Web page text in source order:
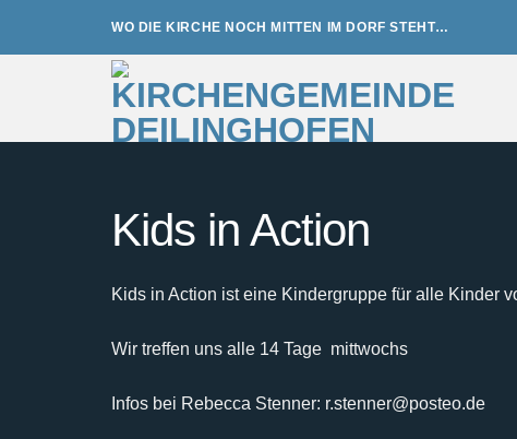
WO DIE KIRCHE NOCH MITTEN IM DORF STEHT…
Kids in Action
Kids in Action ist eine Kindergruppe für alle Kinder
Wir treffen uns alle 14 Tage mittwochs
Infos bei Rebecca Stenner: r.stenner@posteo.de